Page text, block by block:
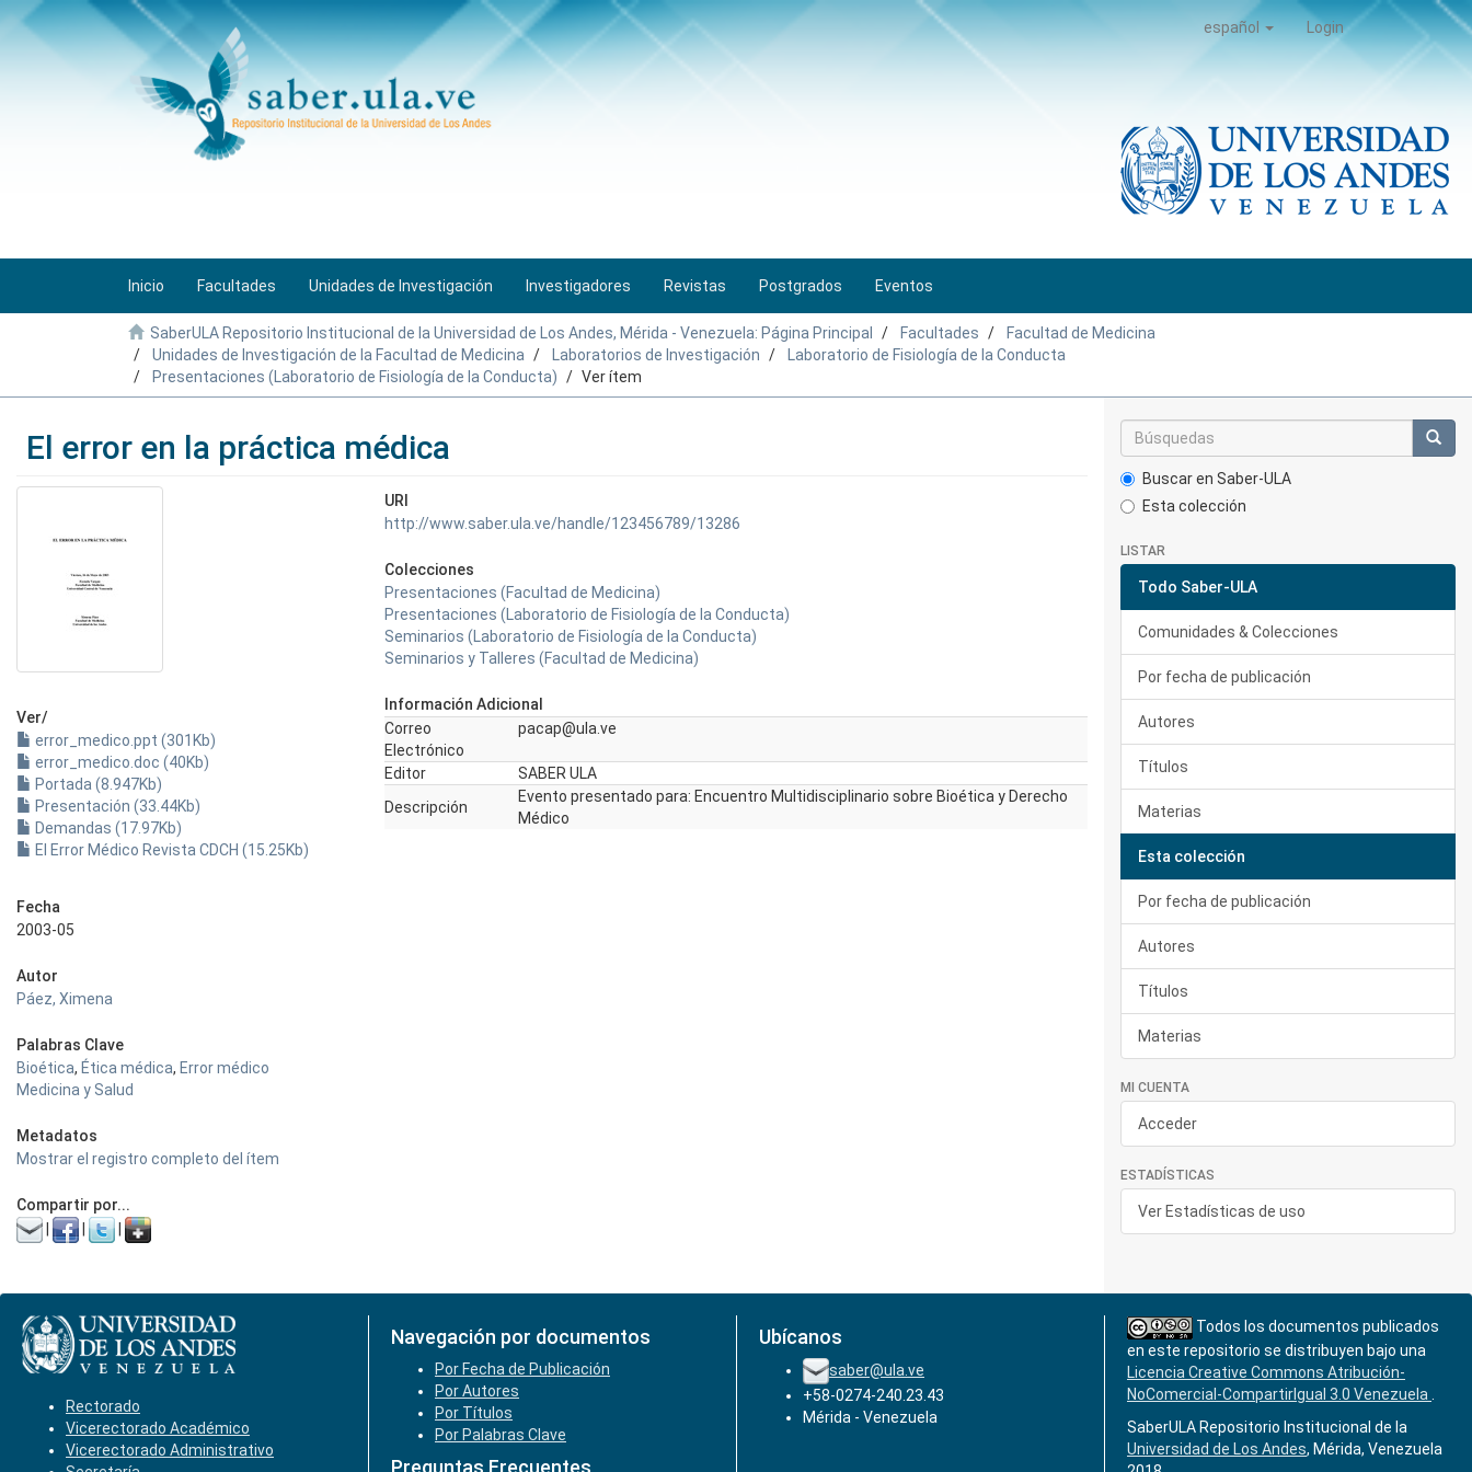
español Login
Inicio Facultades Unidades de Investigación Investigadores Revistas Postgrados Eventos
SaberULA Repositorio Institucional de la Universidad de Los Andes, Mérida - Venezuela: Página Principal Facultades
Facultad de Medicina
Unidades de Investigación de la Facultad de Medicina
Laboratorios de Investigación
Laboratorio de Fisiología de la Conducta
Presentaciones (Laboratorio de Fisiología de la Conducta)
Ver ítem
El error en la práctica médica
Ver/
error_medico.ppt (301Kb)
error_medico.doc (40Kb)
Portada (8.947Kb)
Presentación (33.44Kb)
Demandas (17.97Kb)
El Error Médico Revista CDCH (15.25Kb)
Fecha
2003-05
Autor
Páez, Ximena
Palabras Clave
Bioética, Ética médica, Error médico
Medicina y Salud
Metadatos
Mostrar el registro completo del ítem
Compartir por...
URI
http://www.saber.ula.ve/handle/123456789/13286
Colecciones
Presentaciones (Facultad de Medicina)
Presentaciones (Laboratorio de Fisiología de la Conducta)
Seminarios (Laboratorio de Fisiología de la Conducta)
Seminarios y Talleres (Facultad de Medicina)
Información Adicional
Correo
Electrónico
pacap@ula.ve
Editor
SABER ULA
Descripción
Evento presentado para: Encuentro Multidisciplinario sobre Bioética y Derecho
Médico
Buscar en Saber-ULA
Esta colección
LISTAR
Todo Saber-ULA
Comunidades & Colecciones
Por fecha de publicación
Autores
Títulos
Materias
Esta colección
Por fecha de publicación
Autores
Títulos
Materias
MI CUENTA
Acceder
ESTADÍSTICAS
Ver Estadísticas de uso
Rectorado
Vicerectorado Académico
Vicerectorado Administrativo
Navegación por documentos
Por Fecha de Publicación
Por Autores
Por Títulos
Por Palabras Clave
Preguntas Frecuentes
Ubícanos
saber@ula.ve
+58-0274-240.23.43
Mérida - Venezuela
Todos los documentos publicados
en este repositorio se distribuyen bajo una
Licencia Creative Commons Atribución-
NoComercial-CompartirIgual 3.0 Venezuela
SaberULA Repositorio Institucional de la
Universidad de Los Andes, Mérida, Venezuela